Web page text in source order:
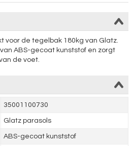
voor de tegelbak 180kg van Glatz.
ABS-gecoat kunststof en zorgt
de voet.
35001100730
Glatz parasols
ABS-gecoat kunststof